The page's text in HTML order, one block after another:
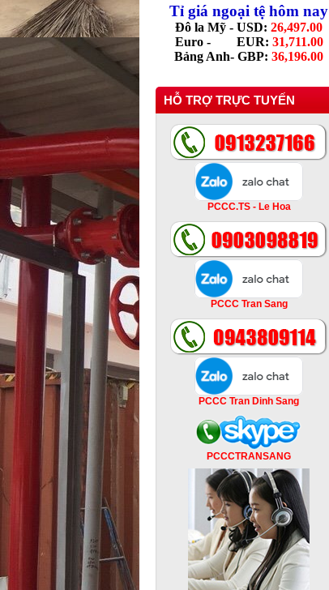
Tỉ giá ngoại tệ hôm nay
Đô la Mỹ - USD: 26,497.00
Euro - EUR: 31,711.00
Bảng Anh- GBP: 36,196.00
HỖ TRỢ TRỰC TUYẾN
PCCC.TS - Le Hoa
PCCC Tran Sang
PCCC Tran Dinh Sang
PCCCTRANSANG